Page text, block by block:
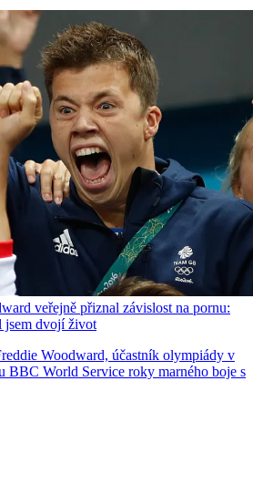
veřejně přiznal závislost na pornu:
jsem dvojí život
Woodward, účastník olympiády v
BBC World Service roky marného boje s